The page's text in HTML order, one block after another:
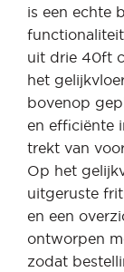
is een echte
uit drie 40ft
het
bovenop
en efficiënte
trekt van
Op het
uitgeruste
en een
ontworpen
zodat